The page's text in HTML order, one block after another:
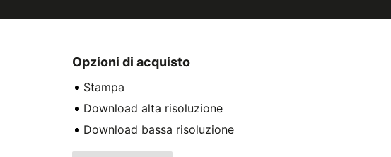
Opzioni di acquisto
Stampa
Download alta risoluzione
Download bassa risoluzione